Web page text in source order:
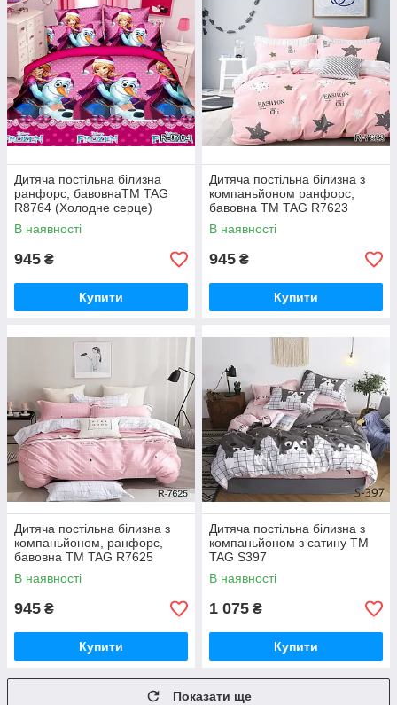
Дитяча постільна білизна
ранфорс, бавовнаТМ TAG
R8764 (Холодне серце)
В наявності
945 ₴
Купити
Дитяча постільна білизна з
компаньйоном ранфорс,
бавовна TM TAG R7623
(Зірки рожевий)
В наявності
945 ₴
Купити
Дитяча постільна білизна з
компаньйоном, ранфорс,
бавовна TM TAG R7625
(клітинка рожевий)
В наявності
945 ₴
Купити
Дитяча постільна білизна з
компаньйоном з сатину TM
TAG S397
В наявності
1 075 ₴
Купити
Показати ще